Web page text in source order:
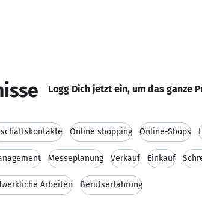
Logg Dich jetzt ein, um das ganze
Online shopping Online-Shops
Messeplanung Verkauf Einkauf
Arbeiten Berufserfahrung